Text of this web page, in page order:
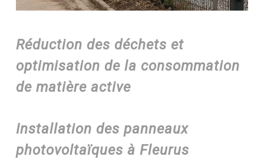
Réduction des déchets et
optimisation de la consommation
de matière active
Installation des panneaux
photovoltaïques à Fleurus